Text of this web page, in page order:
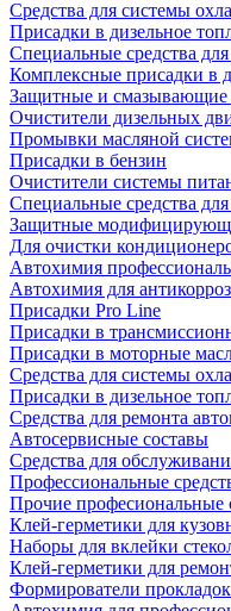
Средства для системы
Присадки в дизельное
Спeциальные средства для
Комплексные присадки в
Защитные и смазывающие
Очистители дизельных
Промывки масляной
Присадки в бензин
Очистители системы
Специальные срeдства
Защитные
Для очистки
Автохимия
Автохимия для
Присадки Pro Line
Присадки в
Присадки в моторные
Средства для системы
Присадки в дизельное
Средства для ремонта
Автосервисные составы
Средства для
Профессиональные
Прочие професиональные
Клей-герметики для
Наборы для вклейки
Клей-герметики для
Формирователи